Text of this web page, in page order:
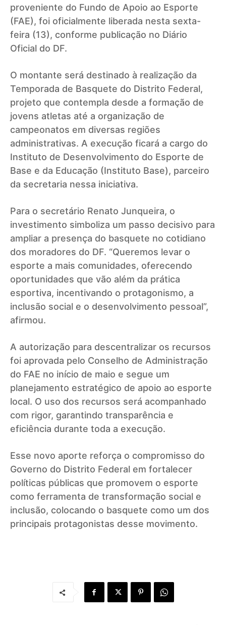
proveniente do Fundo de Apoio ao Esporte
(FAE), foi oficialmente liberada nesta sexta-
feira (13), conforme publicação no Diário
Oficial do DF.
O montante será destinado à realização da
Temporada de Basquete do Distrito Federal,
projeto que contempla desde a formação de
jovens atletas até a organização de
campeonatos em diversas regiões
administrativas. A execução ficará a cargo do
Instituto de Desenvolvimento do Esporte de
Base e da Educação (Instituto Base), parceiro
da secretaria nessa iniciativa.
Para o secretário Renato Junqueira, o
investimento simboliza um passo decisivo para
ampliar a presença do basquete no cotidiano
dos moradores do DF. “Queremos levar o
esporte a mais comunidades, oferecendo
oportunidades que vão além da prática
esportiva, incentivando o protagonismo, a
inclusão social e o desenvolvimento pessoal”,
afirmou.
A autorização para descentralizar os recursos
foi aprovada pelo Conselho de Administração
do FAE no início de maio e segue um
planejamento estratégico de apoio ao esporte
local. O uso dos recursos será acompanhado
com rigor, garantindo transparência e
eficiência durante toda a execução.
Esse novo aporte reforça o compromisso do
Governo do Distrito Federal em fortalecer
políticas públicas que promovem o esporte
como ferramenta de transformação social e
inclusão, colocando o basquete como um dos
principais protagonistas desse movimento.